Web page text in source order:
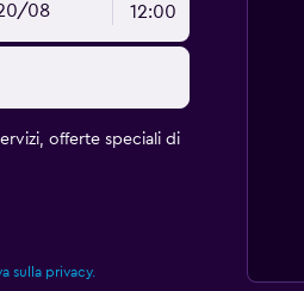
08 12:00
offerte speciali di
sulla privacy.